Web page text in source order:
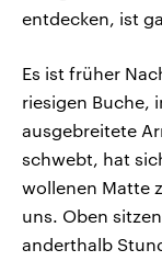
entdecken, ist
Es ist früher
riesigen Buche,
ausgebreitete
schwebt, hat
wollenen Matte
uns. Oben
anderthalb